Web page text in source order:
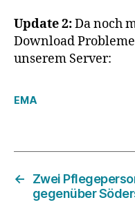
Update 2:Da noch
Download
unserem Server:
EMA
←
Zwei
gegenüber